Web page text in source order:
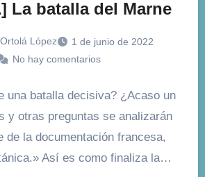
La batalla del Marne
López
1 de junio de 2022
No hay comentarios
una batalla decisiva? ¿Acaso un
y otras preguntas se analizarán
de la documentación francesa,
Así es como finaliza la…